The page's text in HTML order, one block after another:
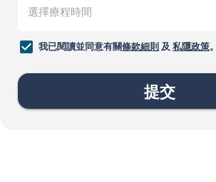
我已閱讀並同意有關條款細則及 私隱政策。
提交